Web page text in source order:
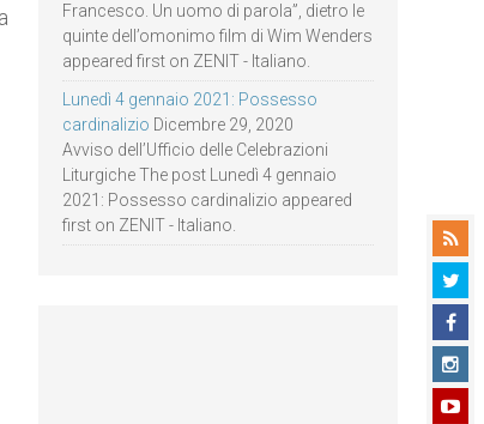
Francesco. Un uomo di parola”, dietro le
quinte dell’omonimo film di Wim Wenders
appeared first on ZENIT - Italiano.
Lunedì 4 gennaio 2021: Possesso
cardinalizio Dicembre 29, 2020
Avviso dell’Ufficio delle Celebrazioni
Liturgiche The post Lunedì 4 gennaio
2021: Possesso cardinalizio appeared
first on ZENIT - Italiano.